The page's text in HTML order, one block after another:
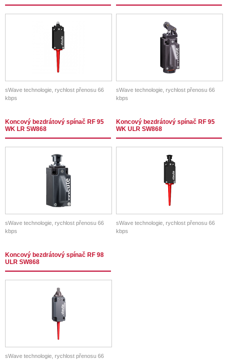
sWave technologie, rychlost přenosu 66
kbps
sWave technologie, rychlost přenosu 66
kbps
Koncový bezdrátový spínač RF 95
WK LR SW868
sWave technologie, rychlost přenosu 66
kbps
Koncový bezdrátový spínač RF 95
WK ULR SW868
sWave technologie, rychlost přenosu 66
kbps
Koncový bezdrátový spínač RF 98
ULR SW868
sWave technologie, rychlost přenosu 66